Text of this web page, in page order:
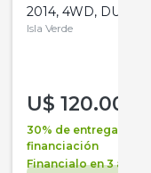
2014, 4WD, DUAL
Isla Verde
U$ 120.000
30% de entrega +
financiación
Financialo en 3 años